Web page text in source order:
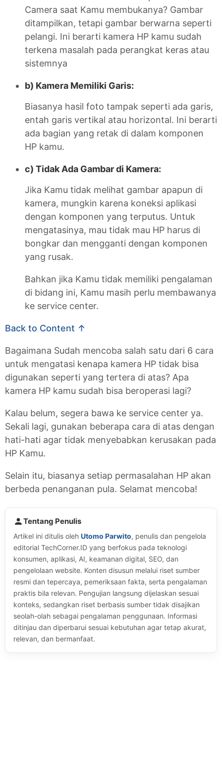
Camera saat Kamu membukanya? Gambar
ditampilkan, tetapi gambar berwarna seperti
pelangi. Ini berarti kamera HP kamu sudah
terkena masalah pada perangkat keras atau
sistemnya
b) Kamera Memiliki Garis:
Biasanya hasil foto tampak seperti ada garis,
entah garis vertikal atau horizontal. Ini berarti
ada bagian yang retak di dalam komponen
HP kamu.
c) Tidak Ada Gambar di Kamera:
Jika Kamu tidak melihat gambar apapun di
kamera, mungkin karena koneksi aplikasi
dengan komponen yang terputus. Untuk
mengatasinya, mau tidak mau HP harus di
bongkar dan mengganti dengan komponen
yang rusak.
Bahkan jika Kamu tidak memiliki pengalaman
di bidang ini, Kamu masih perlu membawanya
ke service center.
Back to Content ↑
Bagaimana Sudah mencoba salah satu dari 6 cara
untuk mengatasi kenapa kamera HP tidak bisa
digunakan seperti yang tertera di atas? Apa
kamera HP kamu sudah bisa beroperasi lagi?
Kalau belum, segera bawa ke service center ya.
Sekali lagi, gunakan beberapa cara di atas dengan
hati-hati agar tidak menyebabkan kerusakan pada
HP Kamu.
Selain itu, biasanya setiap permasalahan HP akan
berbeda penanganan pula. Selamat mencoba!
Tentang Penulis
Artikel ini ditulis oleh Utomo Parwito, penulis dan pengelola
editorial TechCorner.ID yang berfokus pada teknologi
konsumen, aplikasi, AI, keamanan digital, SEO, dan
pengelolaan website. Konten disusun melalui riset sumber
resmi dan tepercaya, pemeriksaan fakta, serta pengalaman
praktis bila relevan. Pengujian langsung dijelaskan sesuai
konteks, sedangkan riset berbasis sumber tidak disajikan
seolah-olah sebagai pengalaman penggunaan. Informasi
ditinjau dan diperbarui sesuai kebutuhan agar tetap akurat,
relevan, dan bermanfaat.